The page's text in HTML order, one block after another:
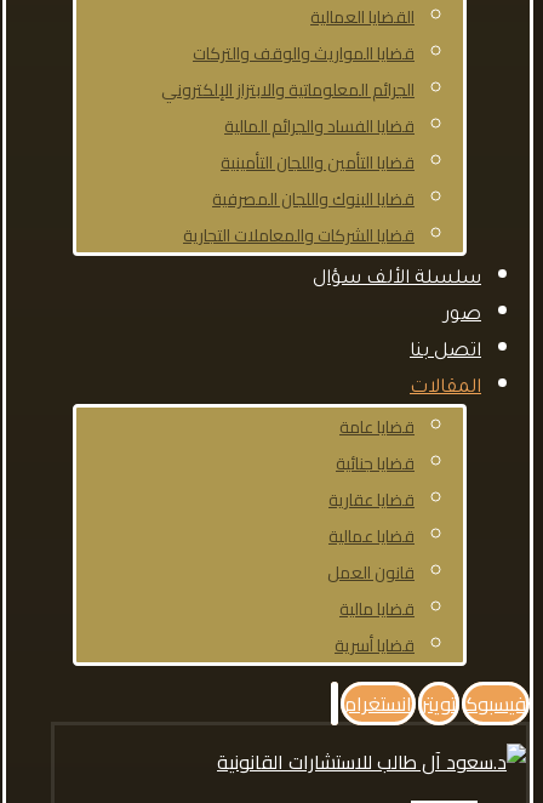
القضايا العمالية
قضايا المواريث والوقف والتركات
الجرائم المعلوماتية والابتزاز الإلكتروني
قضايا الفساد والجرائم المالية
قضايا التأمين واللجان التأمينية
قضايا البنوك واللجان المصرفية
قضايا الشركات والمعاملات التجارية
سلسلة الألف سؤال
صور
اتصل بنا
المقالات
قضايا عامة
قضايا جنائية
قضايا عقارية
قضايا عمالية
قانون العمل
قضايا مالية
قضايا أسرية
فيسبوك تويتر انستغرام